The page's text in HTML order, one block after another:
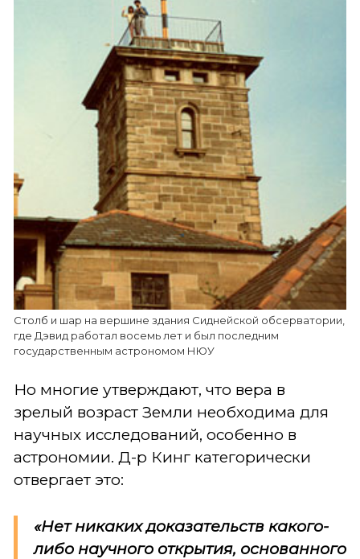
Столб и шар на вершине здания Сиднейской обсерватории,
где Дэвид работал восемь лет и был последним
государственным астрономом НЮУ
Но многие утверждают, что вера в
зрелый возраст Земли необходима для
научных исследований, особенно в
астрономии. Д-р Кинг категорически
отвергает это:
«Нет никаких доказательств какого-
либо научного открытия, основанного